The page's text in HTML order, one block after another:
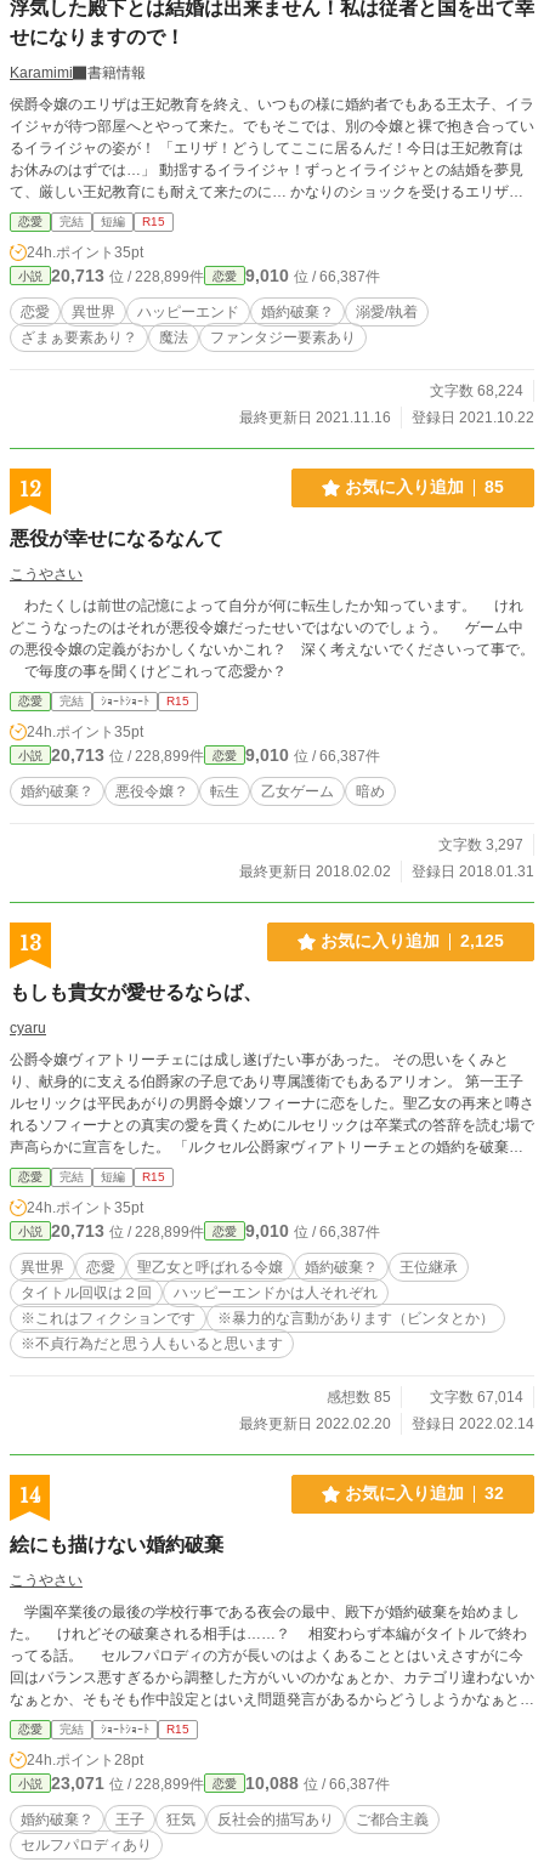
浮気した殿下とは結婚は出来ません！私は従者と国を出て幸
せになりますので！
Karamimi
書籍情報
侯爵令嬢のエリザは王妃教育を終え、いつもの様に婚約者でもある王太子、イラ
イジャが待つ部屋へとやって来た。でもそこでは、別の令嬢と裸で抱き合ってい
るイライジャの姿が！ 「エリザ！どうしてここに居るんだ！今日は王妃教育は
お休みのはずでは…」 動揺するイライジャ！ずっとイライジャとの結婚を夢見
て、厳しい王妃教育にも耐えて来たのに… かなりのショックを受けるエリザ。
どうしてもイライジャとの婚約を継続する事が出来ないと判断し、思い切って父
親に相談するも 「浮気の1つや2つでギャーギャー騒ぐな！そもそも、お前はた
だ王妃になって、この家の為に尽くせばいいんだ！」 そう一喝されてしまう！
「お嬢様、そんなにお辛いなら、私とこの国を出ませんか？私がお嬢様を全力で
お守りしますから」 涙を流すエリザに、そう声を掛けて来たのは従者のジャッ
クだった。このまま孤独に耐えながら、なりたくもない王妃をさせられるくらい
なら、いっその事ジャックと一緒に国を出るのもいいかもしれない！ そう思っ
恋愛 完結 短編 R15
24h.ポイント 35pt
小説 20,713 位 / 228,899件 恋愛 9,010 位 / 66,387件
恋愛 異世界 ハッピーエンド 婚約破棄？
溺愛/執着
ざまぁ要素あり？
魔法 ファンタジー要素あり
文字数 68,224
最終更新日 2021.11.16
登録日 2021.10.22
12 お気に入り追加 85
悪役が幸せになるなんて
こうやさい
わたくしは前世の記憶によって自分が何に転生したか知っています。 けれ
どこうなったのはそれが悪役令嬢だったせいではないのでしょう。 ゲーム中
の悪役令嬢の定義がおかしくないかこれ？ 深く考えないでくださいって事で。
で毎度の事を聞くけどこれって恋愛か？
恋愛 完結 ｼｮｰﾄｼｮｰﾄ R15
24h.ポイント 35pt
小説 20,713 位 / 228,899件 恋愛 9,010 位 / 66,387件
婚約破棄？ 悪役令嬢？ 転生 乙女ゲーム 暗め
文字数 3,297
最終更新日 2018.02.02
登録日 2018.01.31
13 お気に入り追加 2,125
もしも貴女が愛せるならば、
cyaru
公爵令嬢ヴィアトリーチェには成し遂げたい事があった。 その思いをくみと
り、献身的に支える伯爵家の子息であり専属護衛でもあるアリオン。 第一王子
ルセリックは平民あがりの男爵令嬢ソフィーナに恋をした。聖乙女の再来と噂さ
れるソフィーナとの真実の愛を貫くためにルセリックは卒業式の答辞を読む場で
声高らかに宣言をした。 「ルクセル公爵家ヴィアトリーチェとの婚約を破棄
し、私はソフィーナに愛を捧げる」 ヴィアトリーチェは静かに微笑んだ。 ※激
甘の砂糖に蜂蜜を練り合わせて練乳をかけたような甘い話ではありません。 ※
タイトル句読点で終わっていますが間違いではありません。 ※作者の勝手な設
定の為こうではないか、あぁではないかと言う一般的な物とは似て非なると考え
て下さい ※架空のお話です。現実世界の話ではありません。 史実などに基づ
いたものではない事をご理解ください。 ※作者都合のご都合主義、創作の話で
す。至って真面目に書いています。 ※リアルで似たようなものが出てくると思
いますが気のせいです。 ※爵位や言葉使いなど現実世界、他の作者さんの作品
とは異なります（似てるモノ、同じものもあります） ※誤字脱字結構多い作者
去の作風とちょっと違うかも知れません。 ※R15としていますが、R18にする
恋愛 完結 短編 R15
24h.ポイント 35pt
小説 20,713 位 / 228,899件 恋愛 9,010 位 / 66,387件
異世界 恋愛 聖乙女と呼ばれる令嬢 婚約破棄？
王位継承
タイトル回収は２回
ハッピーエンドかは人それぞれ
※これはフィクションです
※暴力的な言動があります（ビンタとか）
※不貞行為だと思う人もいると思います
感想数 85
文字数 67,014
最終更新日 2022.02.20
登録日 2022.02.14
14 お気に入り追加 32
絵にも描けない婚約破棄
こうやさい
学園卒業後の最後の学校行事である夜会の最中、殿下が婚約破棄を始めまし
た。 けれどその破棄される相手は……？ 相変わらず本編がタイトルで終わ
ってる話。 セルフパロディの方が長いのはよくあることとはいえさすがに今
回はバランス悪すぎるから調整した方がいいのかなぁとか、カテゴリ違わないか
なぁとか、そもそも作中設定とはいえ問題発言があるからどうしようかなぁとか
考えつつ放置してた話。結局なんっにも直ってない（爆）。 そしてこれ、親
世代の話の方が多分面白い。 本編以外はセルフパロディです。本編のイメー
ジ及び設定を著しく損なう可能性があります。ご了承ください。 いい加減ス
マホがだましだましでも使うのキツくなったのでガワを買い換えましてね、ああ
文章入力がしづらい。で環境移してる時に同期設定ミスりまして……スマホから
PCからサーバーからデータまとめて消えた。PCに前にバックアップしたの見つ
けたんだけどいじってる可能性があるので確認しないと。これ以上滞らせてどう
恋愛 完結 ｼｮｰﾄｼｮｰﾄ R15
24h.ポイント 28pt
小説 23,071 位 / 228,899件 恋愛 10,088 位 / 66,387件
婚約破棄？ 王子 狂気 反社会的描写あり
ご都合主義
セルフパロディあり